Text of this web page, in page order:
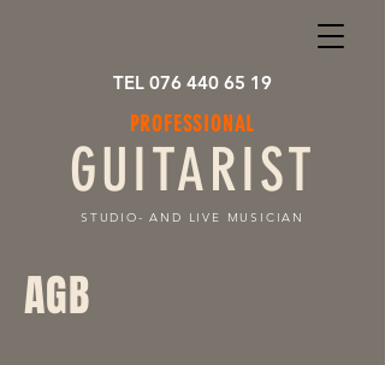
PROFESSIONAL
GUITARIST
STUDIO- AND LIVE MUSICIAN
TEL 076 440 65 19
AGB